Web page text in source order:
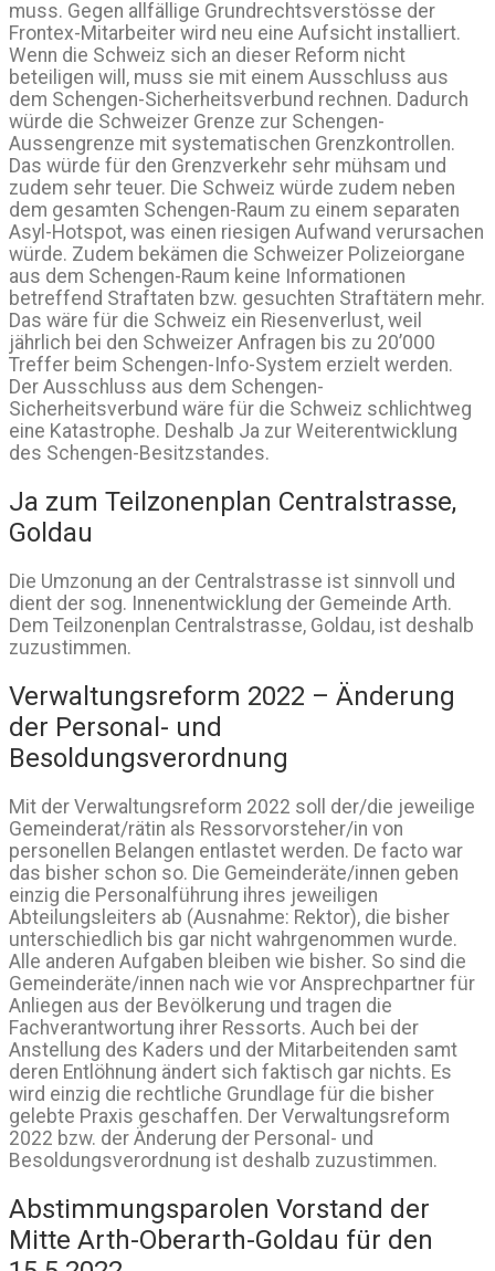
muss. Gegen allfällige Grundrechtsverstösse der
Frontex-Mitarbeiter wird neu eine Aufsicht installiert.
Wenn die Schweiz sich an dieser Reform nicht
beteiligen will, muss sie mit einem Ausschluss aus
dem Schengen-Sicherheitsverbund rechnen. Dadurch
würde die Schweizer Grenze zur Schengen-
Aussengrenze mit systematischen Grenzkontrollen.
Das würde für den Grenzverkehr sehr mühsam und
zudem sehr teuer. Die Schweiz würde zudem neben
dem gesamten Schengen-Raum zu einem separaten
Asyl-Hotspot, was einen riesigen Aufwand verursachen
würde. Zudem bekämen die Schweizer Polizeiorgane
aus dem Schengen-Raum keine Informationen
betreffend Straftaten bzw. gesuchten Straftätern mehr.
Das wäre für die Schweiz ein Riesenverlust, weil
jährlich bei den Schweizer Anfragen bis zu 20’000
Treffer beim Schengen-Info-System erzielt werden.
Der Ausschluss aus dem Schengen-
Sicherheitsverbund wäre für die Schweiz schlichtweg
eine Katastrophe. Deshalb Ja zur Weiterentwicklung
des Schengen-Besitzstandes.
Ja zum Teilzonenplan Centralstrasse,
Goldau
Die Umzonung an der Centralstrasse ist sinnvoll und
dient der sog. Innenentwicklung der Gemeinde Arth.
Dem Teilzonenplan Centralstrasse, Goldau, ist deshalb
zuzustimmen.
Verwaltungsreform 2022 – Änderung
der Personal- und
Besoldungsverordnung
Mit der Verwaltungsreform 2022 soll der/die jeweilige
Gemeinderat/rätin als Ressorvorsteher/in von
personellen Belangen entlastet werden. De facto war
das bisher schon so. Die Gemeinderäte/innen geben
einzig die Personalführung ihres jeweiligen
Abteilungsleiters ab (Ausnahme: Rektor), die bisher
unterschiedlich bis gar nicht wahrgenommen wurde.
Alle anderen Aufgaben bleiben wie bisher. So sind die
Gemeinderäte/innen nach wie vor Ansprechpartner für
Anliegen aus der Bevölkerung und tragen die
Fachverantwortung ihrer Ressorts. Auch bei der
Anstellung des Kaders und der Mitarbeitenden samt
deren Entlöhnung ändert sich faktisch gar nichts. Es
wird einzig die rechtliche Grundlage für die bisher
gelebte Praxis geschaffen. Der Verwaltungsreform
2022 bzw. der Änderung der Personal- und
Besoldungsverordnung ist deshalb zuzustimmen.
Abstimmungsparolen Vorstand der
Mitte Arth-Oberarth-Goldau für den